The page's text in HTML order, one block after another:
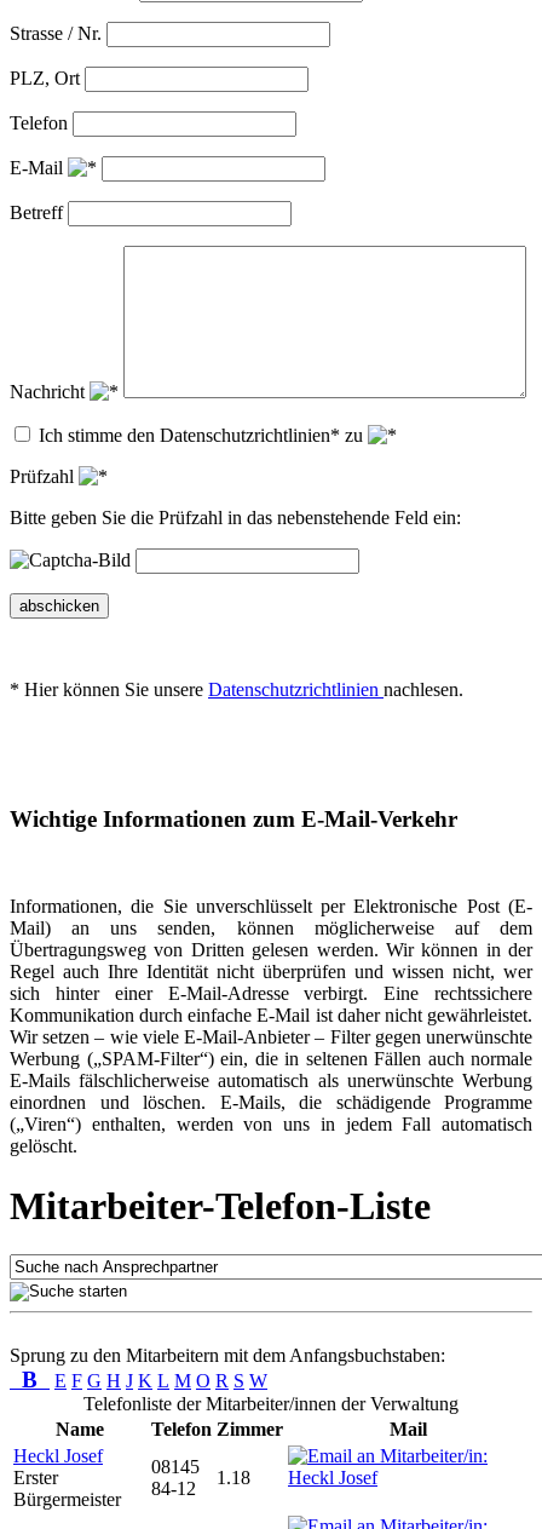
Strasse / Nr.
PLZ, Ort
Telefon
E-Mail
Betreff
Nachricht
Ich stimme den Datenschutzrichtlinien* zu
Prüfzahl
Bitte geben Sie die Prüfzahl in das nebenstehende Feld ein:
abschicken
* Hier können Sie unsere Datenschutzrichtlinien nachlesen.
Wichtige Informationen zum E-Mail-Verkehr
Informationen, die Sie unverschlüsselt per Elektronische Post (E-
Mail) an uns senden, können möglicherweise auf dem
Übertragungsweg von Dritten gelesen werden. Wir können in der
Regel auch Ihre Identität nicht überprüfen und wissen nicht, wer
sich hinter einer E-Mail-Adresse verbirgt. Eine rechtssichere
Kommunikation durch einfache E-Mail ist daher nicht gewährleistet.
Wir setzen – wie viele E-Mail-Anbieter – Filter gegen unerwünschte
Werbung („SPAM-Filter“) ein, die in seltenen Fällen auch normale
E-Mails fälschlicherweise automatisch als unerwünschte Werbung
einordnen und löschen. E-Mails, die schädigende Programme
(„Viren“) enthalten, werden von uns in jedem Fall automatisch
gelöscht.
Mitarbeiter-Telefon-Liste
Sprung zu den Mitarbeitern mit dem Anfangsbuchstaben:
B E F G H J K L M O R S W
Telefonliste der Mitarbeiter/innen der Verwaltung
Name
Telefon Zimmer
Mail
Heckl Josef
Erster
Bürgermeister
08145
84-12
1.18